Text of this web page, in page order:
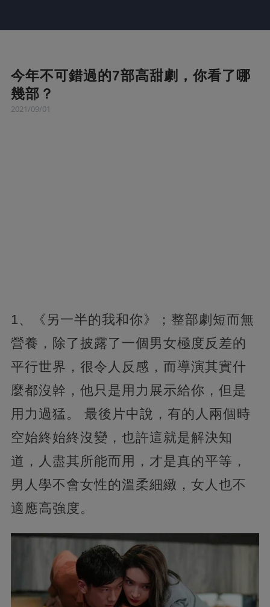
今年不可錯過的7部高甜劇，你看了哪
幾部？
2021/09/01
1、《另一半的我和你》；整部劇短而無
營養，除了披露了一個男女極度反差的
平行世界，很令人反感，而導演其實什
麼都沒幹，他只是用力展示給你，但是
用力過猛。 最後片中說，有的人兩個時
空始終始終沒變，也許這就是解決知
道，人盡其所能而用，才是真的平等，
男人學不會女性的溫柔細緻，女人也不
適應高強度。